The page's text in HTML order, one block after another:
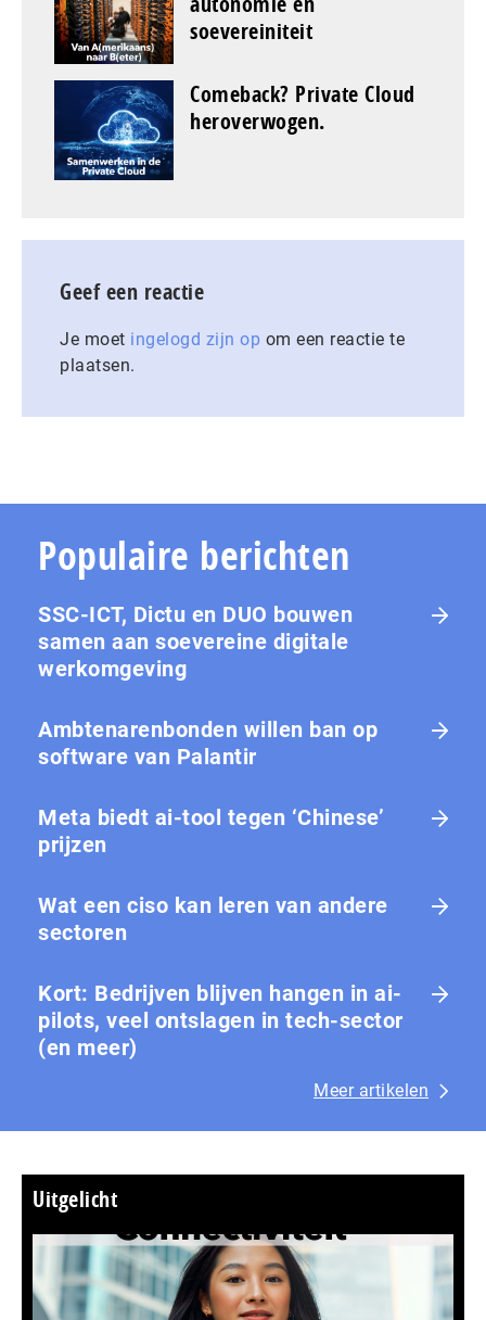
soevereiniteit
Comeback? Private Cloud
heroverwogen.
Geef een reactie
Je moet ingelogd zijn op om een reactie te
plaatsen.
Populaire berichten
SSC-ICT, Dictu en DUO bouwen
samen aan soevereine digitale
werkomgeving
Ambtenarenbonden willen ban op
software van Palantir
Meta biedt ai-tool tegen ‘Chinese’
prijzen
Wat een ciso kan leren van andere
sectoren
Kort: Bedrijven blijven hangen in ai-
pilots, veel ontslagen in tech-sector
(en meer)
Meer artikelen
Uitgelicht